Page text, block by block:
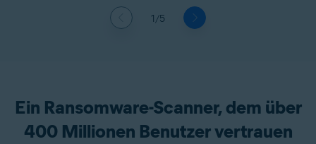
1/5
Ein Ransomware-Scanner, dem über
400 Millionen Benutzer vertrauen